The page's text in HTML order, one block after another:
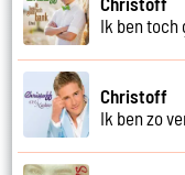
Ik ben toch
Christoff
Ik ben zo